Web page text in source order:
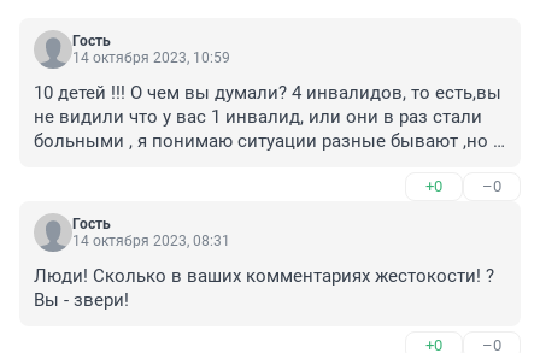
Гость
14 октября 2023, 10:59
10 детей !!! О чем вы думали? 4 инвалидов, то есть,вы
не видили что у вас 1 инвалид, или они в раз стали
больными , я понимаю ситуации разные бывают ,но
осозноно шли на это , вы же понимали что их нужно
кормить,лечить ,учить и ТД и ТП !!
+0 –0
Гость
14 октября 2023, 08:31
Люди! Сколько в ваших комментариях жестокости! ?
Вы - звери!
+0 –0